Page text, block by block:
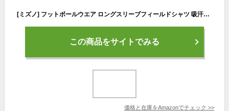
[ミズノ] フットボールウエア ロングスリーブフィールドシャツ 吸汗速乾 P2MAA506 ブラック M
この商品をサイトでみる
価格と在庫をAmazonでチェック >>